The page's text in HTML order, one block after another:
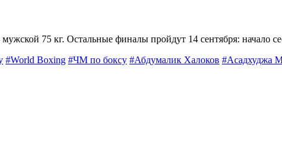
75 кг. Остальные финалы пройдут 14 сентября: начало
#World Boxing #ЧМ по боксу #Абдумалик Халоков #Асадхуджа